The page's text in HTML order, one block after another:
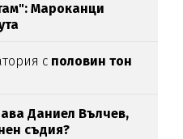
Мароканци
с половин тон
Даниел Вълчев,
съдия?